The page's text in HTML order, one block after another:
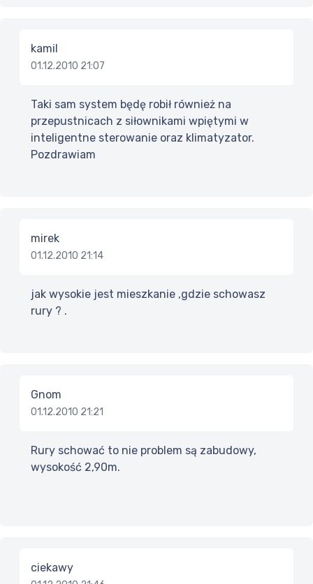
kamil
01.12.2010 21:07
Taki sam system będę robił również na
przepustnicach z siłownikami wpiętymi w
inteligentne sterowanie oraz klimatyzator.
Pozdrawiam
mirek
01.12.2010 21:14
jak wysokie jest mieszkanie ,gdzie schowasz
rury ? .
Gnom
01.12.2010 21:21
Rury schować to nie problem są zabudowy,
wysokość 2,90m.
ciekawy